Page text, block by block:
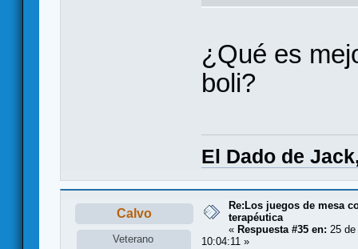
¿Qué es
boli?
El Dado de
Calvo
Veterano
Re:Los juegos de mesa
terapéutica
« Respuesta #35 en: 25
10:04:11 »